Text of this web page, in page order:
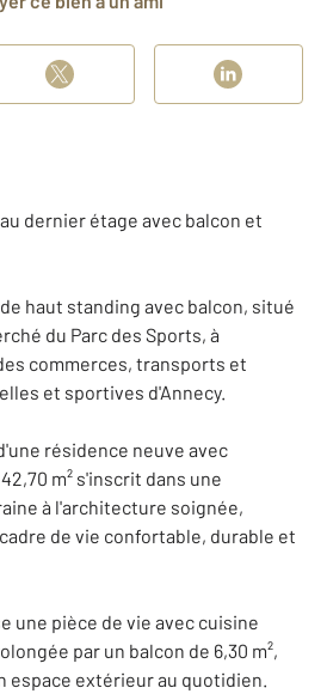
dernier étage avec balcon et
haut standing avec balcon, situé
du Parc des Sports, à
commerces, transports et
et sportives d'Annecy.
résidence neuve avec
m² s'inscrit dans une
à l'architecture soignée,
de vie confortable, durable et
une pièce de vie avec cuisine
par un balcon de 6,30 m²,
espace extérieur au quotidien.